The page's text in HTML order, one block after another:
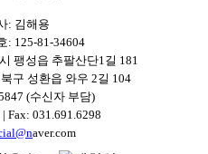
: 김해용
: 125-81-34604
팽성읍 추팔산단1길 181
구 성환읍 와우 2길 104
(수신자 부담)
Fax: 031.691.6298
aver.com